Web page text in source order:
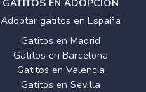
GATITOS EN ADOPCIÓN
Adoptar gatitos en España
Gatitos en Madrid
Gatitos en Barcelona
Gatitos en Valencia
Gatitos en Sevilla